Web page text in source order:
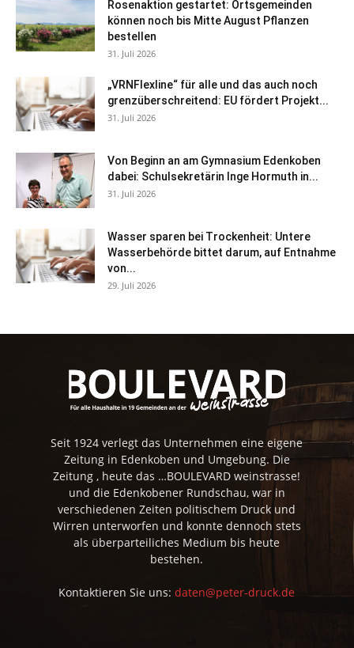
Rosenaktion gestartet: Ortsgemeinden
können noch bis Mitte August Pflanzen
bestellen
31. Juli 2026
„VRNFlexline“ für alle und das auch noch
grenzüberschreitend: EU fördert Projekt...
31. Juli 2026
Von Beginn an am Gymnasium Edenkoben
dabei: Schulsekretärin Inge Hormuth in...
31. Juli 2026
Wasser sparen bei Trockenheit: Untere
Wasserbehörde bittet darum, auf Entnahme
von...
29. Juli 2026
Seit 1924 verlegt das Unternehmen eine eigene
Zeitung in Edenkoben und Umgebung. Die
Zeitung , heute das …BOULEVARD weinstrasse!
und die Edenkobener Rundschau, war in
verschiedenen Zeiten politischem Druck und
Wirren unterworfen und konnte dennoch stets
als überparteiliches Medium bis heute
bestehen.
Kontaktieren Sie uns:daten@peter-druck.de